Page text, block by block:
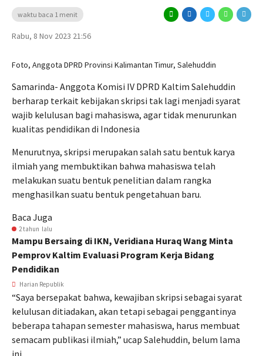
waktu baca 1 menit
Rabu, 8 Nov 2023 21:56
Foto, Anggota DPRD Provinsi Kalimantan Timur, Salehuddin
Samarinda- Anggota Komisi IV DPRD Kaltim Salehuddin
berharap terkait kebijakan skripsi tak lagi menjadi syarat
wajib kelulusan bagi mahasiswa, agar tidak menurunkan
kualitas pendidikan di Indonesia
Menurutnya, skripsi merupakan salah satu bentuk karya
ilmiah yang membuktikan bahwa mahasiswa telah
melakukan suatu bentuk penelitian dalam rangka
menghasilkan suatu bentuk pengetahuan baru.
Baca Juga
2 tahun lalu
Mampu Bersaing di IKN, Veridiana Huraq Wang Minta
Pemprov Kaltim Evaluasi Program Kerja Bidang
Pendidikan
Harian Republik
“Saya bersepakat bahwa, kewajiban skripsi sebagai syarat
kelulusan ditiadakan, akan tetapi sebagai penggantinya
beberapa tahapan semester mahasiswa, harus membuat
semacam publikasi ilmiah,” ucap Salehuddin, belum lama
ini.